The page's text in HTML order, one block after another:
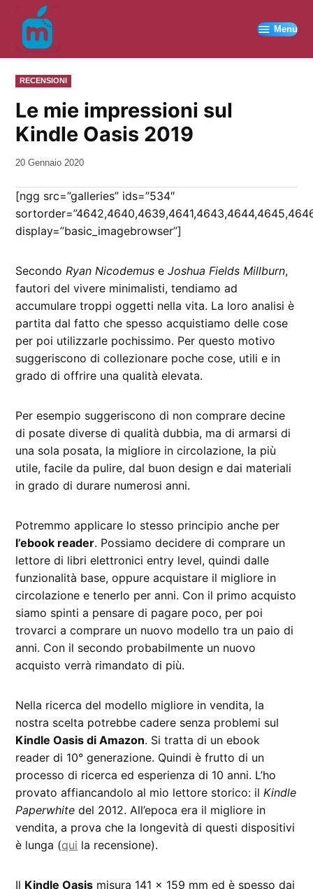
contenuto
Menu
PUBBLICATO
IN
RECENSIONI
Le mie impressioni sul
Kindle Oasis 2019
da
20 Gennaio 2020
[ngg src=”galleries” ids=”534″
display=”basic_imagebrowser”]
SecondoRyan Nicodemus eJoshua Fields Millburn,
fautori del vivere minimalisti, tendiamo ad
accumulare troppi oggetti nella vita. La loro analisi è
partita dal fatto che spesso acquistiamo delle cose
per poi utilizzarle pochissimo. Per questo motivo
suggeriscono di collezionare poche cose, utili e in
grado di offrire una qualità elevata.
Per esempio suggeriscono di non comprare decine
di posate diverse di qualità dubbia, ma di armarsi di
una sola posata, la migliore in circolazione, la più
utile, facile da pulire, dal buon design e dai materiali
in grado di durare numerosi anni.
Potremmo applicare lo stesso principio anche per
l’ebook reader. Possiamo decidere di comprare un
lettore di libri elettronici entry level, quindi dalle
funzionalità base, oppure acquistare il migliore in
circolazione e tenerlo per anni. Con il primo acquisto
siamo spinti a pensare di pagare poco, per poi
trovarci a comprare un nuovo modello tra un paio di
anni. Con il secondo probabilmente un nuovo
acquisto verrà rimandato di più.
Nella ricerca del modello migliore in vendita, la
nostra scelta potrebbe cadere senza problemi sul
Kindle Oasis di Amazon. Si tratta di un ebook
reader di 10° generazione. Quindi è frutto di un
processo di ricerca ed esperienza di 10 anni. L’ho
provato affiancandolo al mio lettore storico: ilKindle
Paperwhite del 2012. All’epoca era il migliore in
vendita, a prova che la longevità di questi dispositivi
è lunga (qui la recensione).
Il Kindle Oasis misura 141 x 159 mm ed è spesso dai